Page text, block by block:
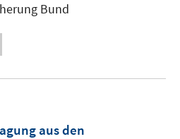
Bund
aus den